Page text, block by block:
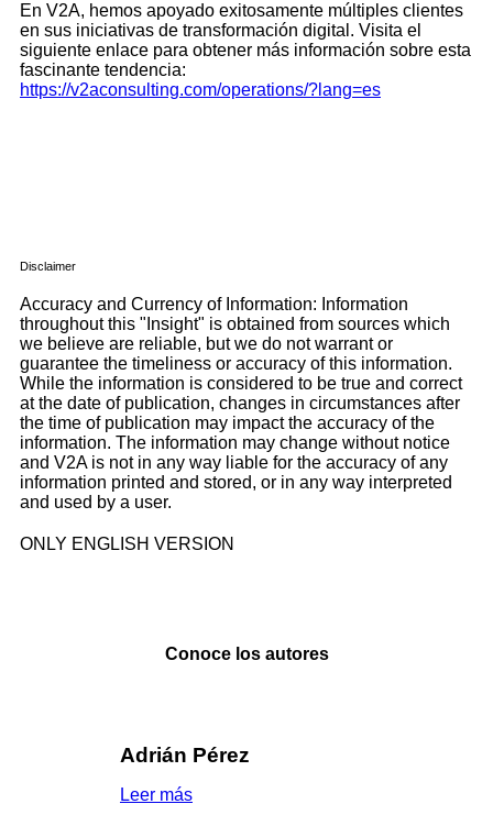
En V2A, hemos apoyado exitosamente múltiples clientes
en sus iniciativas de transformación digital. Visita el
siguiente enlace para obtener más información sobre esta
fascinante tendencia:
https://v2aconsulting.com/operations/?lang=es
Disclaimer
Accuracy and Currency of Information: Information
throughout this "Insight" is obtained from sources which
we believe are reliable, but we do not warrant or
guarantee the timeliness or accuracy of this information.
While the information is considered to be true and correct
at the date of publication, changes in circumstances after
the time of publication may impact the accuracy of the
information. The information may change without notice
and V2A is not in any way liable for the accuracy of any
information printed and stored, or in any way interpreted
and used by a user.
ONLY ENGLISH VERSION
Conoce los autores
Adrián Pérez
Leer más